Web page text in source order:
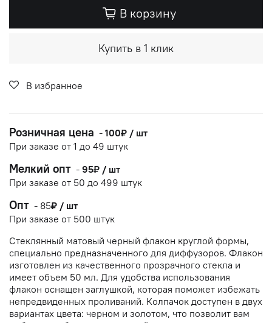
В корзину
Купить в 1 клик
В избранное
Розничная цена - 100₽ / шт
При заказе от 1 до 49 штук
Мелкий опт - 95₽ / шт
При заказе от 50 до 499 штук
Опт - 85₽ / шт
При заказе от 500 штук
Стеклянный матовый черный флакон круглой формы,
специально предназначенного для диффузоров. Флакон
изготовлен из качественного прозрачного стекла и
имеет объем 50 мл. Для удобства использования
флакон оснащен заглушкой, которая поможет избежать
непредвиденных проливаний. Колпачок доступен в двух
вариантах цвета: черном и золотом, что позволит вам